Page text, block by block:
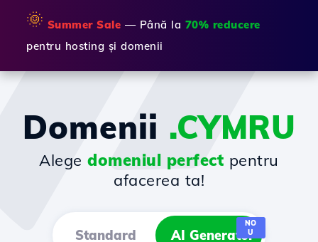
🌞 Summer Sale — Până la 70% reducere
pentru hosting și domenii
Domenii .CYMRU
Alegedomeniul perfect pentru
afacerea ta!
Standard AI Generator
NO
U